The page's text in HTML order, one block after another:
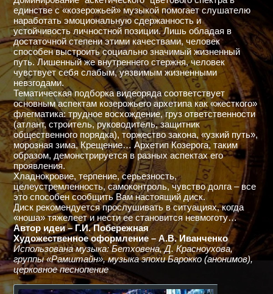
единстве с «козерожьей» музыкой помогает слушателю
наработать эмоциональную сдержанность и
устойчивость личностной позиции. Лишь обладая в
достаточной степени этими качествами, человек
способен выстроить социально значимый жизненный
путь. Лишенный же внутреннего стержня, человек
чувствует себя слабым, уязвимым жизненными
невзгодами.
Тематическая подборка видеоряда соответствует
основным аспектам козерожьего архетипа как «жесткого»
флегматика: трудное восхождение, груз ответственности
(атлант, строитель, руководитель, защитник
общественного порядка), торжество закона, «узкий путь»,
морозная зима, Крещение… Архетип Козерога, таким
образом, демонстрируется в разных аспектах его
проявления.
Хладнокровие, терпение, серьезность,
целеустремленность, самоконтроль, чувство долга – все
это способен сообщить Вам настоящий диск.
Диск рекомендуется прослушивать в ситуациях, когда
«ноша» тяжелеет и нести ее становится невмоготу…
Автор идеи – Г.И. Побережная
Художественное оформление – А.В. Иванченко
Использована музыка: Бетховена, Д. Красноухова,
группы «Рамштайн», музыка эпохи Барокко (анонимов),
церковное песнопение